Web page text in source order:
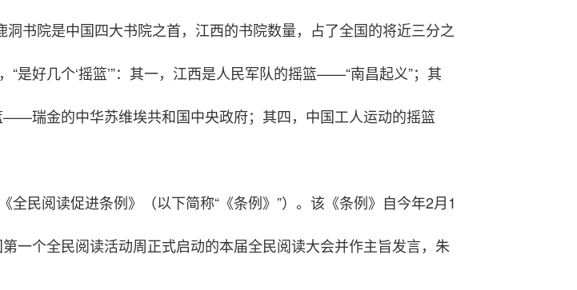
书院是中国四大书院之首，江西的书院数量，占了全国的将近三分之
是好几个‘摇篮’”：其一，江西是人民军队的摇篮——“南昌起义”；其
瑞金的中华苏维埃共和国中央政府；其四，中国工人运动的摇篮
民阅读促进条例》（以下简称“《条例》”）。该《条例》自今年2月1
一个全民阅读活动周正式启动的本届全民阅读大会并作主旨发言，朱